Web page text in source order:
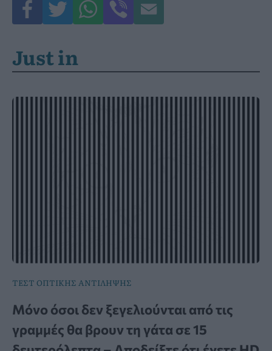
Just in
ΤΕΣΤ ΟΠΤΙΚΗΣ ΑΝΤΙΛΗΨΗΣ
Μόνο όσοι δεν ξεγελιούνται από τις
γραμμές θα βρουν τη γάτα σε 15